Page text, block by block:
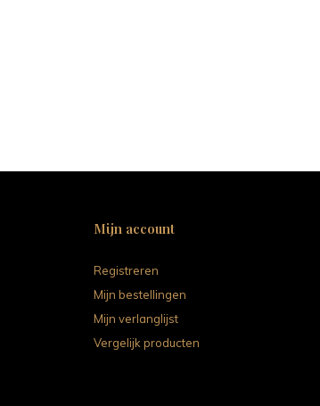
Mijn account
Registreren
Mijn bestellingen
Mijn verlanglijst
Vergelijk producten